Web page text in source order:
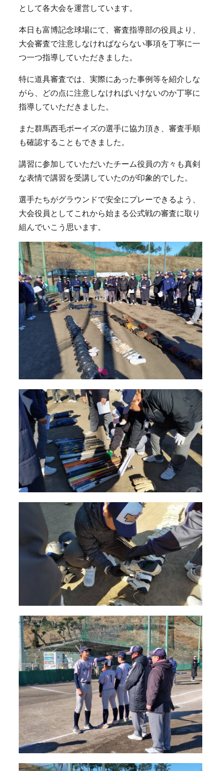
として各大会を運営しています。
本日も富博記念球場にて、審査指導部の役員より、
大会審査で注意しなければならない事項を丁寧に一
つ一つ指導していただきました。
特に道具審査では、実際にあった事例等を紹介しな
がら、どの点に注意しなければいけないのか丁寧に
指導していただきました。
また群馬西毛ボーイズの選手に協力頂き、審査手順
も確認することもできました。
講習に参加していただいたチーム役員の方々も真剣
な表情で講習を受講していたのが印象的でした。
選手たちがグラウンドで安全にプレーできるよう、
大会役員としてこれから始まる公式戦の審査に取り
組んでいこう思います。